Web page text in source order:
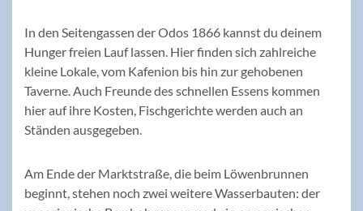
In den Seitengassen der Odos 1866 kannst du deinem
Hunger freien Lauf lassen. Hier finden sich zahlreiche
kleine Lokale, vom Kafenion bis hin zur gehobenen
Taverne. Auch Freunde des schnellen Essens kommen
hier auf ihre Kosten, Fischgerichte werden auch an
Ständen ausgegeben.
Am Ende der Marktstraße, die beim Löwenbrunnen
beginnt, stehen noch zwei weitere Wasserbauten: der